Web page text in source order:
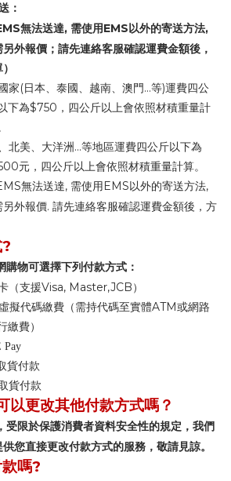
：
無法送達, 需使用 EMS以外的寄送方法,
外報價；請先連絡客服確認運費金額後，
家 ( 日本、泰國、越南、澳門 ...等)運費四公
下為$750 ，四公斤以上會依照材積重量計
北美、大洋洲 ...等地區運費四公斤以下為
元，四公斤以上會依照材積重量計算。
無法送達, 需使用 EMS 以外的寄送方法,
另外報價. 請先連絡客服確認運費金額後，方
?
購物可選擇下列付款方式：
（支援Visa, Master,JCB ）
虛擬代碼繳費（需持代碼至實體ATM 或網路
繳費）
Pay
貨付款
貨付款
以更改其他付款方式嗎？
受限於保護消費者資料安全性的規定，我們
供您直接更改付款方式的服務，敬請見諒。
嗎?